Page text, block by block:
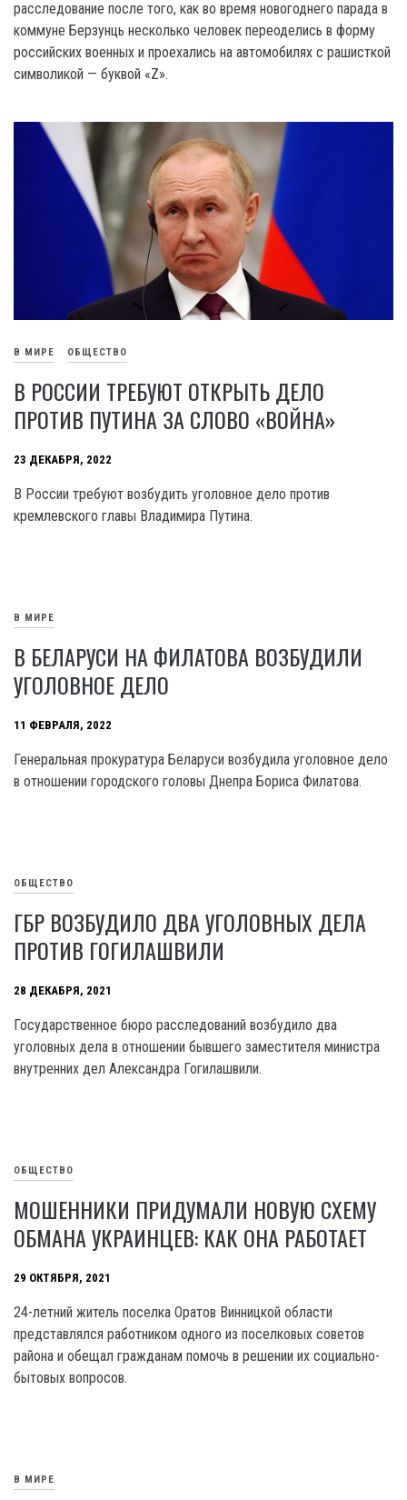
расследование после того, как во время новогоднего парада в
коммуне Берзунць несколько человек переоделись в форму
российских военных и проехались на автомобилях с рашисткой
символикой — буквой «Z».
В МИРЕ ОБЩЕСТВО
В РОССИИ ТРЕБУЮТ ОТКРЫТЬ ДЕЛО
ПРОТИВ ПУТИНА ЗА СЛОВО «ВОЙНА»
23 ДЕКАБРЯ, 2022
В России требуют возбудить уголовное дело против
кремлевского главы Владимира Путина.
В МИРЕ
В БЕЛАРУСИ НА ФИЛАТОВА ВОЗБУДИЛИ
УГОЛОВНОЕ ДЕЛО
11 ФЕВРАЛЯ, 2022
Генеральная прокуратура Беларуси возбудила уголовное дело
в отношении городского головы Днепра Бориса Филатова.
ОБЩЕСТВО
ГБР ВОЗБУДИЛО ДВА УГОЛОВНЫХ ДЕЛА
ПРОТИВ ГОГИЛАШВИЛИ
28 ДЕКАБРЯ, 2021
Государственное бюро расследований возбудило два
уголовных дела в отношении бывшего заместителя министра
внутренних дел Александра Гогилашвили.
ОБЩЕСТВО
МОШЕННИКИ ПРИДУМАЛИ НОВУЮ СХЕМУ
ОБМАНА УКРАИНЦЕВ: КАК ОНА РАБОТАЕТ
29 ОКТЯБРЯ, 2021
24-летний житель поселка Оратов Винницкой области
представлялся работником одного из поселковых советов
района и обещал гражданам помочь в решении их социально-
бытовых вопросов.
В МИРЕ